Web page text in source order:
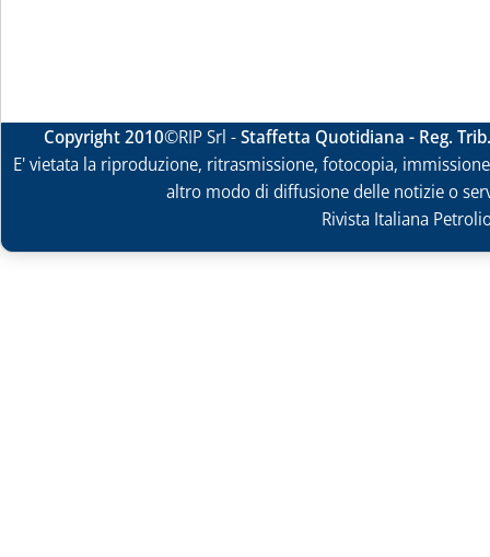
Copyright 2010©RIP Srl -Staffetta Quotidiana - Reg.
E' vietata la riproduzione, ritrasmissione, fotocopia,
altro modo di diffusione delle notizie o
Rivista Italiana